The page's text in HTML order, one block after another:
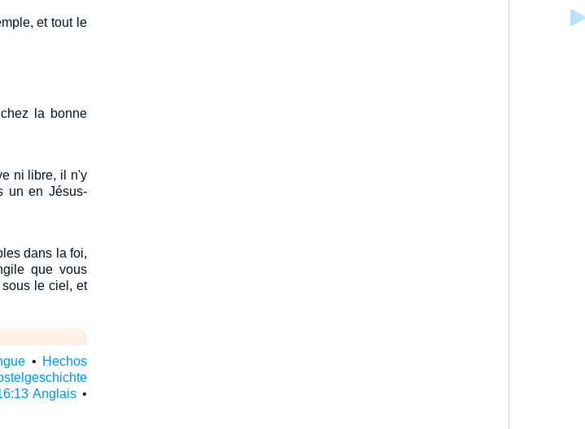
et tout le
la bonne
ni libre, il n'y
un en Jésus-
dans la foi,
que vous
le ciel, et
• Hechos
Anglais •